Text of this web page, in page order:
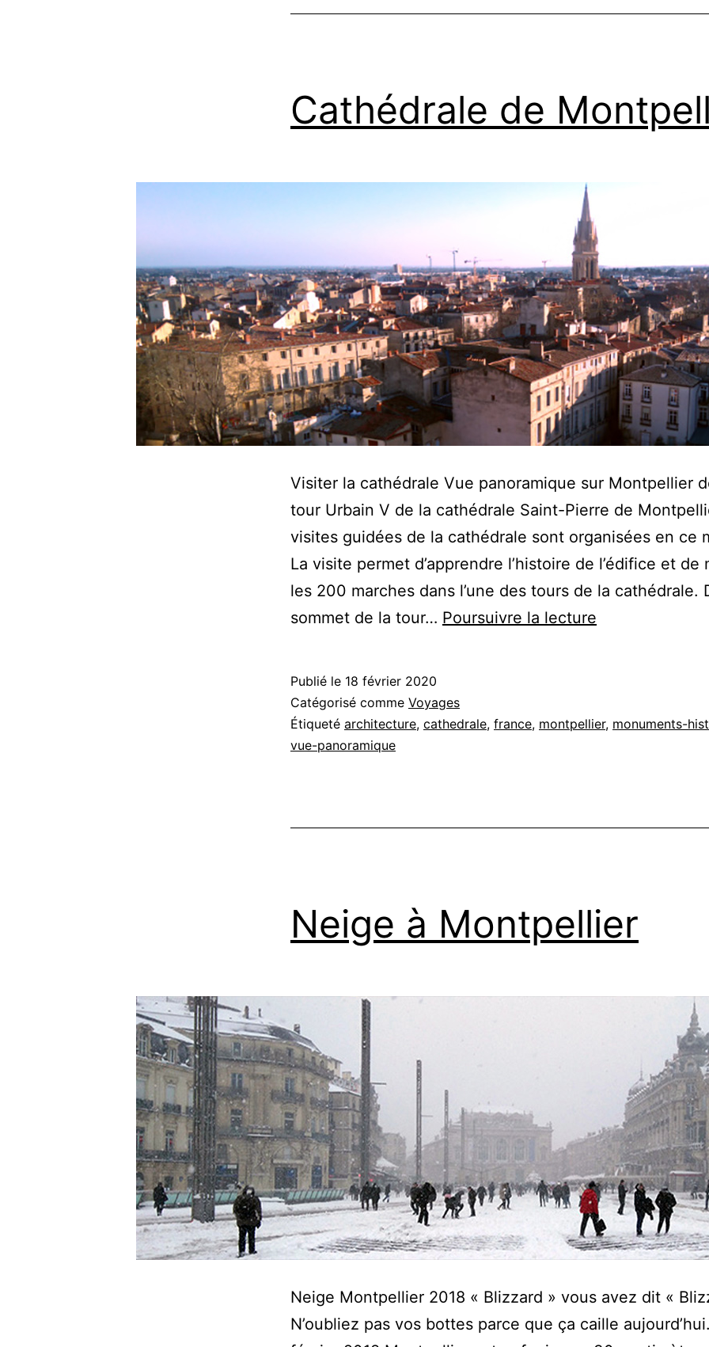
Cathédrale de
Visiter la cathédrale Vue panoramique sur Montpellier
tour Urbain V de la cathédrale Saint-Pierre de
visites guidées de la cathédrale sont organisées en ce
La visite permet d’apprendre l’histoire de l’édifice et de
les 200 marches dans l’une des tours de la cathédrale.
sommet de la tour… Poursuivre la lecture
Publié le 18 février 2020
Catégorisé comme Voyages
Étiqueté architecture, cathedrale, france, montpellier, monuments-
vue-panoramique
Neige à Montpellier
Neige Montpellier 2018 « Blizzard » vous avez dit «
N’oubliez pas vos bottes parce que ça caille